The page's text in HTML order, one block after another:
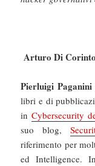
Arturo Di
Pierluigi Paganini
libri e di
inCybersecurity
suo blog,
riferimento per
ed Intelligence.